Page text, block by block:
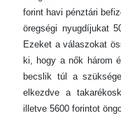
forint havi pénztári
öregségi nyugdíjukat
Ezeket a válaszokat
ki, hogy a nők három
becslik túl a
elkezdve a
illetve 5600 forintot